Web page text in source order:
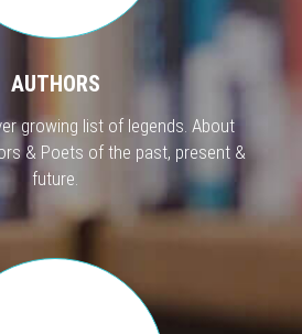
AUTHORS
growing list of legends. About
& Poets of the past, present &
future.